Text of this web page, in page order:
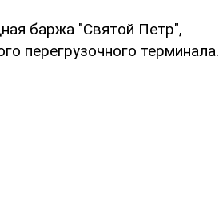
баржа "Святой Петр",
перегрузочного терминала.